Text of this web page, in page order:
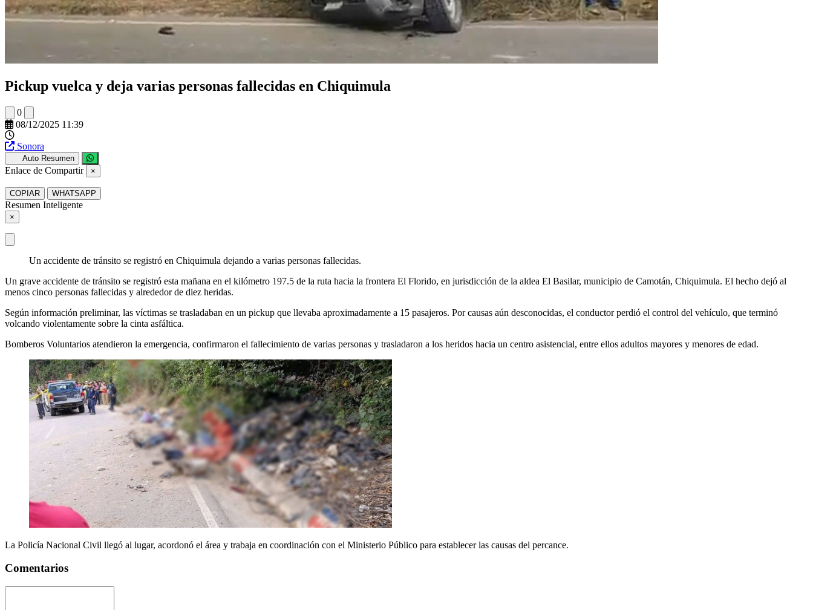
Pickup vuelca y deja varias personas fallecidas en Chiquimula
0
08/12/2025 11:39
Sonora
Auto Resumen
Enlace de Compartir ×
COPIAR WHATSAPP
Resumen Inteligente
×
Un accidente de tránsito se registró en Chiquimula dejando a varias personas fallecidas.
Un grave accidente de tránsito se registró esta mañana en el kilómetro 197.5 de la ruta hacia la frontera El Florido, en jurisdicción de la aldea El Basilar, municipio de Camotán, Chiquimula. El hecho dejó al
menos cinco personas fallecidas y alrededor de diez heridas.
Según información preliminar, las víctimas se trasladaban en un pickup que llevaba aproximadamente a 15 pasajeros. Por causas aún desconocidas, el conductor perdió el control del vehículo, que terminó
volcando violentamente sobre la cinta asfáltica.
Bomberos Voluntarios atendieron la emergencia, confirmaron el fallecimiento de varias personas y trasladaron a los heridos hacia un centro asistencial, entre ellos adultos mayores y menores de edad.
La Policía Nacional Civil llegó al lugar, acordonó el área y trabaja en coordinación con el Ministerio Público para establecer las causas del percance.
Comentarios